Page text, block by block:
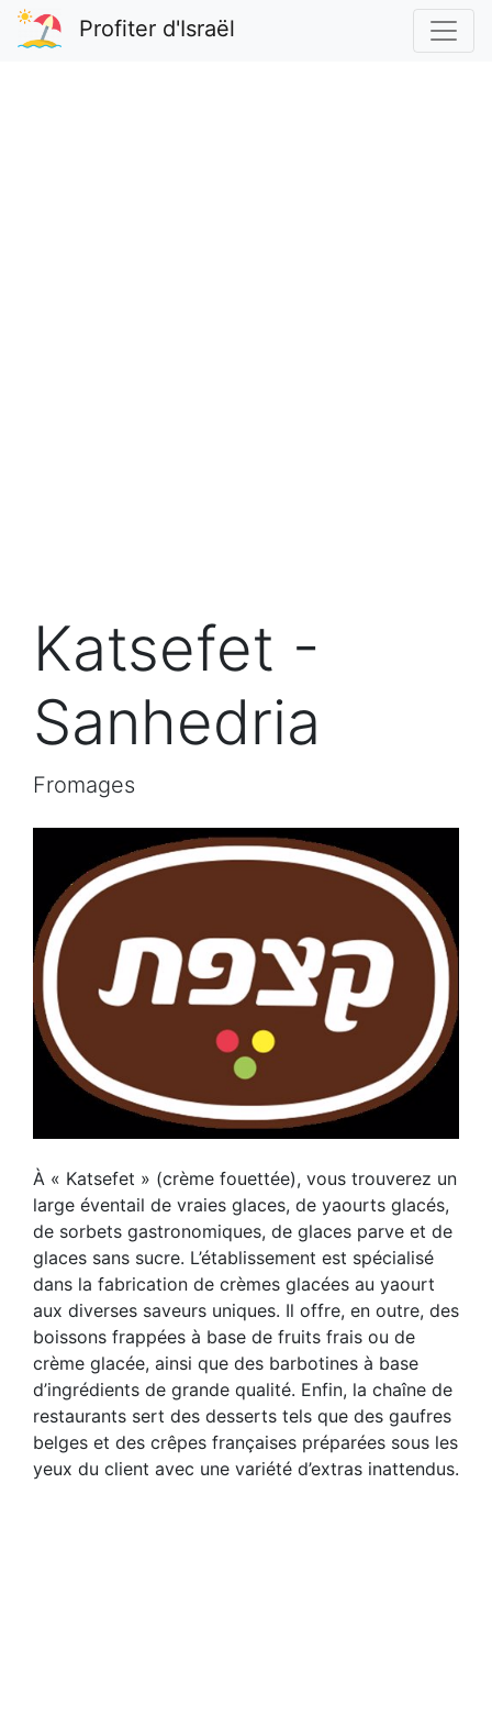
Profiter d'Israël
Katsefet -
Sanhedria
Fromages
À « Katsefet » (crème fouettée), vous trouverez un
large éventail de vraies glaces, de yaourts glacés,
de sorbets gastronomiques, de glaces parve et de
glaces sans sucre. L’établissement est spécialisé
dans la fabrication de crèmes glacées au yaourt
aux diverses saveurs uniques. Il offre, en outre, des
boissons frappées à base de fruits frais ou de
crème glacée, ainsi que des barbotines à base
d’ingrédients de grande qualité. Enfin, la chaîne de
restaurants sert des desserts tels que des gaufres
belges et des crêpes françaises préparées sous les
yeux du client avec une variété d’extras inattendus.